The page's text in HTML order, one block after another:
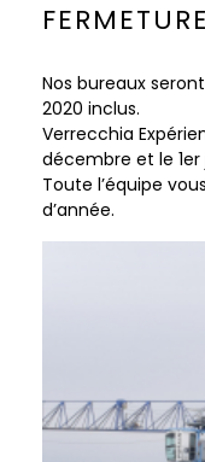
Nos bureaux
2020 inclus.
Verrecchia
décembre et le 1er
Toute l’équipe
d’année.